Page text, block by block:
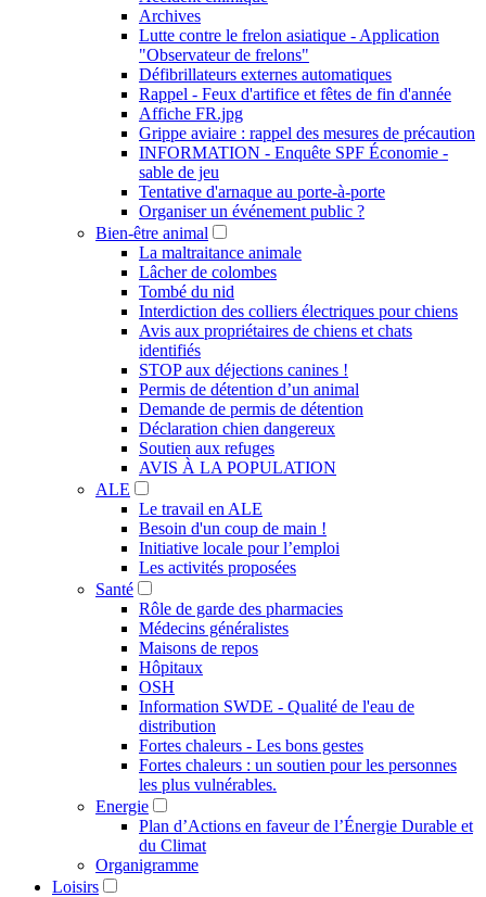
Archives
Lutte contre le frelon asiatique - Application
"Observateur de frelons"
Défibrillateurs externes automatiques
Rappel - Feux d'artifice et fêtes de fin d'année
Affiche FR.jpg
Grippe aviaire : rappel des mesures de précaution
INFORMATION - Enquête SPF Économie -
sable de jeu
Tentative d'arnaque au porte-à-porte
Organiser un événement public ?
Bien-être animal
La maltraitance animale
Lâcher de colombes
Tombé du nid
Interdiction des colliers électriques pour chiens
Avis aux propriétaires de chiens et chats
identifiés
STOP aux déjections canines !
Permis de détention d’un animal
Demande de permis de détention
Déclaration chien dangereux
Soutien aux refuges
AVIS À LA POPULATION
ALE
Le travail en ALE
Besoin d'un coup de main !
Initiative locale pour l’emploi
Les activités proposées
Santé
Rôle de garde des pharmacies
Médecins généralistes
Maisons de repos
Hôpitaux
OSH
Information SWDE - Qualité de l'eau de
distribution
Fortes chaleurs - Les bons gestes
Fortes chaleurs : un soutien pour les personnes
les plus vulnérables.
Energie
Plan d’Actions en faveur de l’Énergie Durable et
du Climat
Organigramme
Loisirs